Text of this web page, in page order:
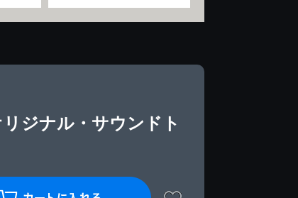
ジナル・サウンドト